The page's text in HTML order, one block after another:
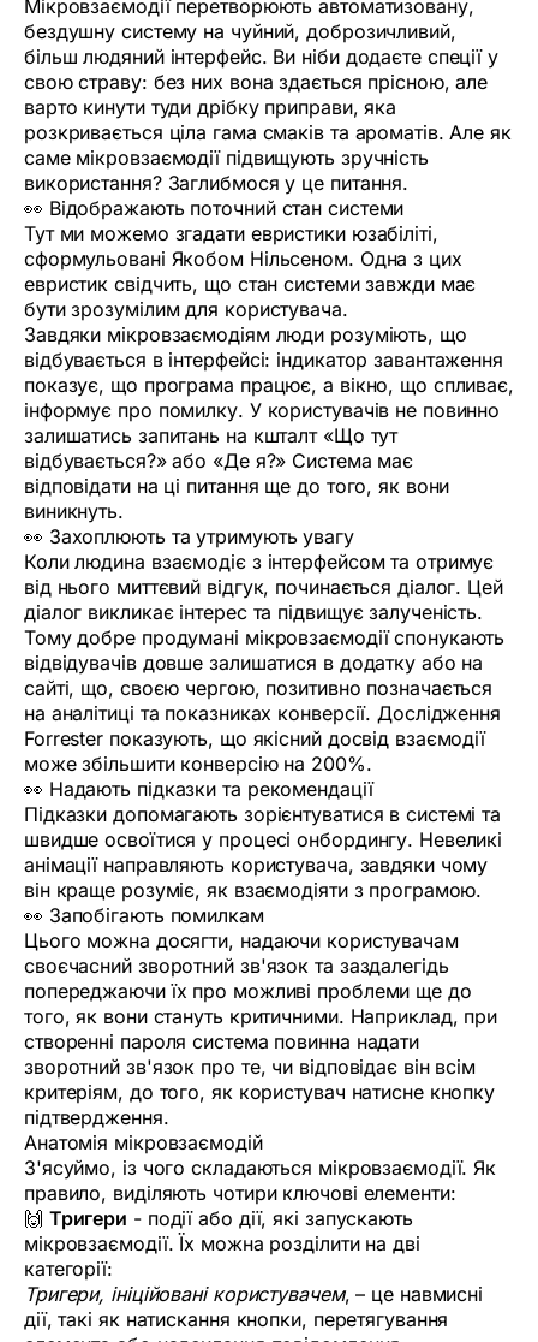
Мікровзаємодії перетворюють автоматизовану,
бездушну систему на чуйний, доброзичливий,
більш людяний інтерфейс. Ви ніби додаєте спеції у
свою страву: без них вона здається прісною, але
варто кинути туди дрібку приправи, яка
розкривається ціла гама смаків та ароматів. Але як
саме мікровзаємодії підвищують зручність
використання? Заглибмося у це питання.
👀 Відображають поточний стан системи
Тут ми можемо згадати евристики юзабіліті,
сформульовані Якобом Нільсеном. Одна з цих
евристик свідчить, що стан системи завжди має
бути зрозумілим для користувача.
Завдяки мікровзаємодіям люди розуміють, що
відбувається в інтерфейсі: індикатор завантаження
показує, що програма працює, а вікно, що спливає,
інформує про помилку. У користувачів не повинно
залишатись запитань на кшталт «Що тут
відбувається?» або «Де я?» Система має
відповідати на ці питання ще до того, як вони
виникнуть.
👀 Захоплюють та утримують увагу
Коли людина взаємодіє з інтерфейсом та отримує
від нього миттєвий відгук, починається діалог. Цей
діалог викликає інтерес та підвищує залученість.
Тому добре продумані мікровзаємодії спонукають
відвідувачів довше залишатися в додатку або на
сайті, що, своєю чергою, позитивно позначається
на аналітиці та показниках конверсії. Дослідження
Forrester показують, що якісний досвід взаємодії
може збільшити конверсію на 200%.
👀 Надають підказки та рекомендації
Підказки допомагають зорієнтуватися в системі та
швидше освоїтися у процесі онбордингу. Невеликі
анімації направляють користувача, завдяки чому
він краще розуміє, як взаємодіяти з програмою.
👀 Запобігають помилкам
Цього можна досягти, надаючи користувачам
своєчасний зворотний зв'язок та заздалегідь
попереджаючи їх про можливі проблеми ще до
того, як вони стануть критичними. Наприклад, при
створенні пароля система повинна надати
зворотний зв'язок про те, чи відповідає він всім
критеріям, до того, як користувач натисне кнопку
підтвердження.
Анатомія мікровзаємодій
З'ясуймо, із чого складаються мікровзаємодії. Як
правило, виділяють чотири ключові елементи:
🙌 Тригери - події або дії, які запускають
мікровзаємодії. Їх можна розділити на дві
категорії:
Тригери, ініційовані користувачем, – це навмисні
дії, такі як натискання кнопки, перетягування